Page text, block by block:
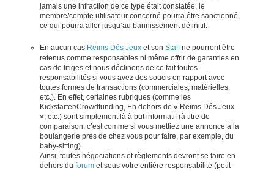
jamais une infraction de ce type était constatée, le
membre/compte utilisateur concerné pourra être sanctionné,
ce qui pourra aller jusqu’au bannissement définitif.
En aucun cas Reims Dés Jeux et son Staffne pourront être
retenus comme responsables ni même offrir de garanties en
cas de litiges et nous déclinons de ce fait toutes
responsabilités si vous avez des soucis en rapport avec
toutes formes de transactions (commerciales, matérielles,
etc.). En effet, certaines rubriques (comme les
Kickstarter/Crowdfunding, En dehors de « Reims Dés Jeux
», etc.) sont simplement là à but informatif (à titre de
comparaison, c’est comme si vous mettiez une annonce à la
boulangerie près de chez vous pour faire, par exemple, du
baby-sitting).
Ainsi, toutes négociations et règlements devront se faire en
dehors du forum et sous votre entière responsabilité (petit